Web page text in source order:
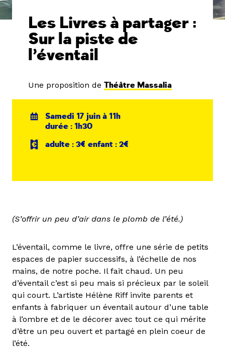
Les Livres à partager :
Sur la piste de
l’éventail
Une proposition de Théâtre Massalia
Samedi 17 juin à 11h
durée : 1h30
adulte : 3€ enfant : 2€
(S’offrir un peu d’air dans le plomb de l’été.)
L’éventail, comme le livre, offre une série de petits
espaces de papier successifs, à l’échelle de nos
mains, de notre poche. Il fait chaud. Un peu
d’éventail c’est si peu mais si précieux par le soleil
qui court. L’artiste Hélène Riff invite parents et
enfants à fabriquer un éventail autour d’une table
à l’ombre et de le décorer avec tout ce qui mérite
d’être un peu ouvert et partagé en plein coeur de
l’été.